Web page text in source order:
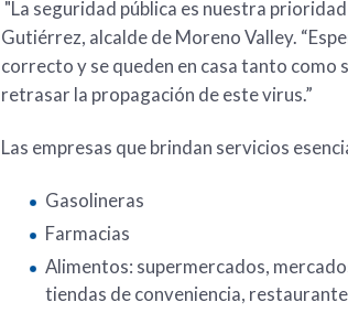
"La seguridad pública es nuestra
Gutiérrez, alcalde de Moreno Valley.
correcto y se queden en casa tanto como
retrasar la propagación de este virus.”
Las empresas que brindan servicios
Gasolineras
Farmacias
Alimentos: supermercados,
tiendas de conveniencia,